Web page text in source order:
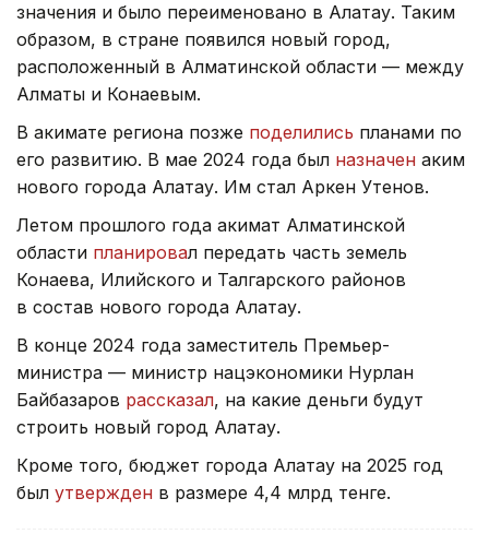
значения и было переименовано в Алатау. Таким
образом, в стране появился новый город,
расположенный в Алматинской области — между
Алматы и Конаевым.
В акимате региона позже поделились планами по
его развитию. В мае 2024 года был назначен аким
нового города Алатау. Им стал Аркен Утенов.
Летом прошлого года акимат Алматинской
области планировал передать часть земель
Конаева, Илийского и Талгарского районов
в состав нового города Алатау.
В конце 2024 года заместитель Премьер-
министра — министр нацэкономики Нурлан
Байбазаров рассказал, на какие деньги будут
строить новый город Алатау.
Кроме того, бюджет города Алатау на 2025 год
был утвержден в размере 4,4 млрд тенге.